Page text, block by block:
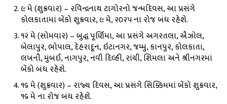
૯ મે (શુક્રવાર) – રવિન્દ્રનાથ ટાગોરનો જન્મદિવસ, આ પ્રસંગે
કોલકાતામાં બેંકો શુક્રવાર, ૯ મે, ૨૦૨૫ ના રોજ બંધ રહેશે.
૧૨ મે (સોમવાર) – બુદ્ધ પૂર્ણિમા, આ પ્રસંગે અગરતલા, ઐઝોલ,
બેલાપુર, ભોપાલ, દેહરાદૂન, ઇટાનગર, જમ્મુ, કાનપુર, કોલકાતા,
લખનૌ, મુંબઈ, નાગપુર, નવી દિલ્હી, રાંચી, શિમલા અને શ્રીનગરમાં
બેંકો બંધ રહેશે.
૧૬ મે (શુક્રવાર) – રાજ્ય દિવસ, આ પ્રસંગે સિક્કિમમાં બેંકો શુક્રવાર,
૧૬ મે ના રોજ બંધ રહેશે.